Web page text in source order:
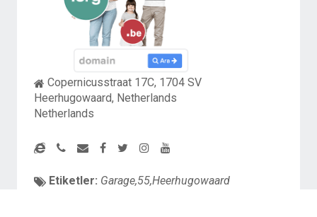
Copernicusstraat 17C, 1704 SV
Heerhugowaard, Netherlands
Netherlands
Etiketler: Garage,55,Heerhugowaard